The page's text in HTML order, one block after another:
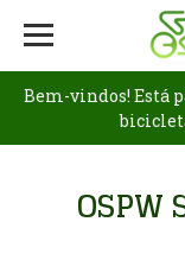
Bem-vindos! Está
OSPW